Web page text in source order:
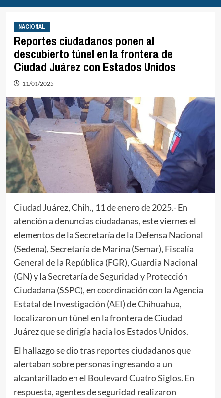
NACIONAL
Reportes ciudadanos ponen al
descubierto túnel en la frontera de
Ciudad Juárez con Estados Unidos
11/01/2025
Ciudad Juárez, Chih., 11 de enero de 2025.- En
atención a denuncias ciudadanas, este viernes el
elementos de la Secretaría de la Defensa Nacional
(Sedena), Secretaría de Marina (Semar), Fiscalía
General de la República (FGR), Guardia Nacional
(GN) y la Secretaría de Seguridad y Protección
Ciudadana (SSPC), en coordinación con la Agencia
Estatal de Investigación (AEI) de Chihuahua,
localizaron un túnel en la frontera de Ciudad
Juárez que se dirigía hacia los Estados Unidos.
El hallazgo se dio tras reportes ciudadanos que
alertaban sobre personas ingresando a un
alcantarillado en el Boulevard Cuatro Siglos. En
respuesta, agentes de seguridad realizaron